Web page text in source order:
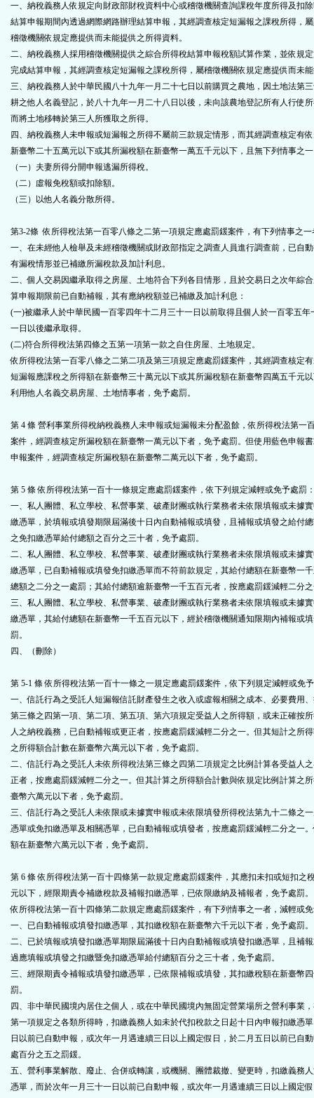
一、納稅義務人依規定向財政部財稅資料中心或稽徵機關查詢課稅年度所得及扣
結算申報期間內透過網際網路辦理結算申報，其經調查核定短漏報之課稅所得，
稽徵機關依規定應提供而未能提供之所得資料。
二、納稅義務人採用稽徵機關提供之綜合所得稅結算申報稅額試算作業，並依規
完成結算申報，其經調查核定短漏報之課稅所得，屬稽徵機關依規定應提供而未
三、納稅義務人於中華民國八十九年一月二十七日以前購買之農地，因土地法第
耕之他人名義登記，於八十九年一月二十八日以後，未向該農地登記所有人行使
而將土地移轉於第三人所獲取之所得。
四、納稅義務人未申報或短漏報之所得不屬前三款規定情形，而其經調查核定有
新臺幣二十五萬元以下或其所漏稅額在新臺幣一萬五千元以下，且無下列情事之
（一）夫妻所得分開申報逃漏所得稅。
（二）虛報免稅額或扣除額。
（三）以他人名義分散所得。
第3-2條依所得稅法第一百零八條之二第一項規定應處罰鍰案件，有下列情事之
一、在未經他人檢舉及未經稽徵機關或財政部指定之調查人員進行調查前，已自
有漏稅情形並已補繳所漏稅款及加計利息。
二、個人交易因繼承取得之房屋、土地符合下列各目情形，且於交易日之次年綜
算申報期限前已自動補報，其有應納稅額並已補繳及加計利息：
(一)被繼承人於中華民國一百零四年十二月三十一日以前取得且個人於一百零五年
一日以後繼承取得。
(二)符合所得稅法第四條之五第一項第一款之自住房屋、土地規定。
依所得稅法第一百零八條之二第二項及第三項規定應處罰鍰案件，其經調查核定
短漏報應課稅之所得額在新臺幣三十萬元以下或其所漏稅額在新臺幣四萬五千元
利用他人名義交易房屋、土地情事者，免予處罰。
第 4 條 營利事業所得稅納稅義務人未申報或短漏報未分配盈餘，依所得稅法第一
案件，經調查核定所漏稅額在新臺幣一萬元以下者，免予處罰。但使用藍色申報
申報案件，經調查核定所漏稅額在新臺幣二萬元以下者，免予處罰。
第 5 條 依所得稅法第一百十一條規定應處罰鍰案件，依下列規定減輕或免予處罰
一、私人團體、私立學校、私營事業、破產財團或執行業務者未依限填報或未據
繳憑單，於填報或填發期限屆滿後十日內自動補報或填發，且補報或填發之給付
之免扣繳憑單給付總額之百分之三十者，免予處罰。
二、私人團體、私立學校、私營事業、破產財團或執行業務者未依限填報或未據
繳憑單，已自動補報或填發免扣繳憑單而不符前款規定，其給付總額在新臺幣一
總額之二分之一處罰；其給付總額逾新臺幣一千五百元者，按應處罰鍰減輕二分
三、私人團體、私立學校、私營事業、破產財團或執行業務者未依限填報或未據
繳憑單，其給付總額在新臺幣一千五百元以下，經於稽徵機關通知限期內補報或
罰。
四、（刪除）
第 5-1 條 依所得稅法第一百十一條之一規定應處罰鍰案件，依下列規定減輕或免
一、信託行為之受託人短漏報信託財產發生之收入或虛報相關之成本、必要費用
第三條之四第一項、第二項、第五項、第六項規定受益人之所得額，或未正確按
人之納稅義務，已自動補報或更正者，按應處罰鍰減輕二分之一。但其短計之所
之所得額合計數在新臺幣六萬元以下者，免予處罰。
二、信託行為之受託人未依所得稅法第三條之四第二項規定之比例計算各受益人
正者，按應處罰鍰減輕二分之一。但其計算之所得額合計數與依規定比例計算之
臺幣六萬元以下者，免予處罰。
三、信託行為之受託人未依限或未據實申報或未依限填發所得稅法第九十二條之
憑單或免扣繳憑單及相關憑單，已自動補報或填發者，按應處罰鍰減輕二分之一
額在新臺幣六萬元以下者，免予處罰。
第 6 條依所得稅法第一百十四條第一款規定應處罰鍰案件，其應扣未扣或短扣之
元以下，經限期責令補繳稅款及補報扣繳憑單，已依限繳納及補報者，免予處罰。
依所得稅法第一百十四條第二款規定應處罰鍰案件，有下列情事之一者，減輕或
一、已自動補報或填發扣繳憑單，其扣繳稅額在新臺幣六千元以下者，免予處罰。
二、已於填報或填發扣繳憑單期限屆滿後十日內自動補報或填發扣繳憑單，且補
過應填報或填發之扣繳暨免扣繳憑單給付總額百分之三十者，免予處罰。
三、經限期責令補報或填發扣繳憑單，已依限補報或填發，其扣繳稅額在新臺幣
罰。
四、非中華民國境內居住之個人，或在中華民國境內無固定營業場所之營利事業
第一項規定之各類所得時，扣繳義務人如未於代扣稅款之日起十日內申報扣繳憑
日以前已自動申報，或次年一月遇連續三日以上國定假日，於二月五日以前已自
處百分之五之罰鍰。
五、營利事業解散、廢止、合併或轉讓，或機關、團體裁撤、變更時，扣繳義務
憑單，而於次年一月三十一日以前已自動申報，或次年一月遇連續三日以上國定